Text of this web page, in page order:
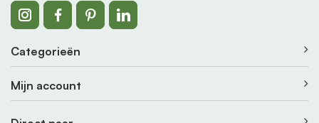
Categorieën
Mijn account